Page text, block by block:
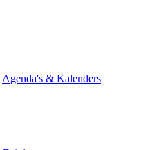
Agenda's & Kalenders